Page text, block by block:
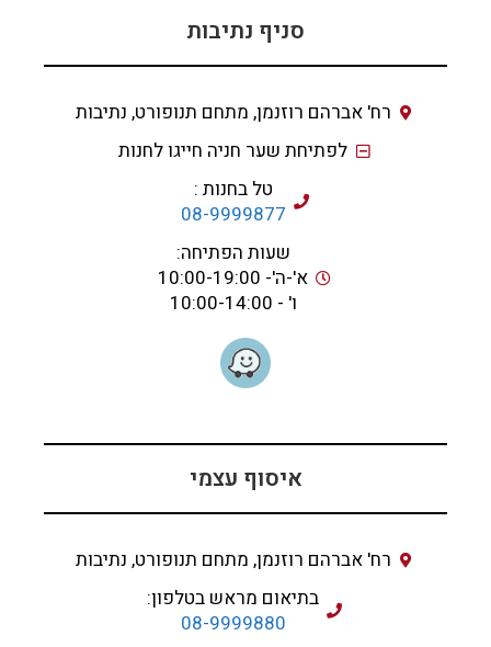
סניף נתיבות
רח' אברהם רוזנמן, מתחם תנופורט, נתיבות
לפתיחת שער חניה חייגו לחנות
טל בחנות :
08-9999877
שעות הפתיחה:
א'-ה'- 10:00-19:00
ו' - 10:00-14:00
איסוף עצמי
רח' אברהם רוזנמן, מתחם תנופורט, נתיבות
בתיאום מראש בטלפון:
08-9999880